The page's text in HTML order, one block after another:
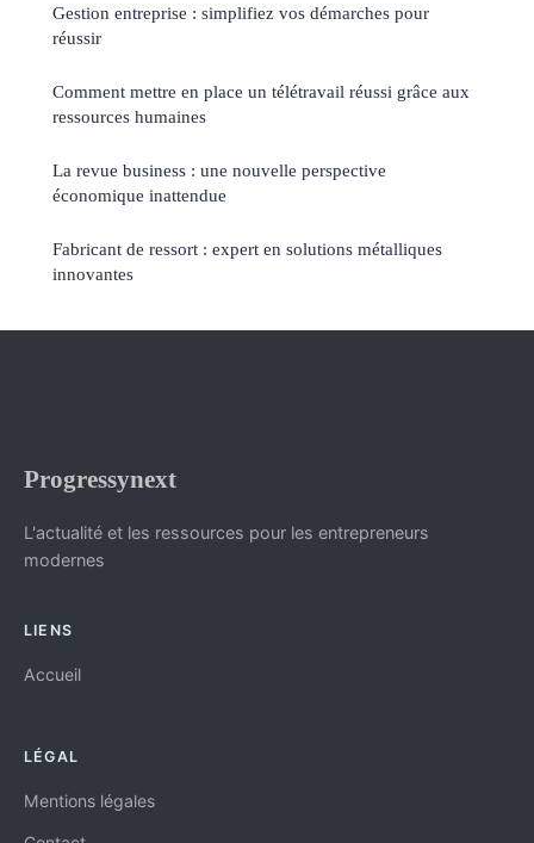
Gestion entreprise : simplifiez vos démarches pour
réussir
Comment mettre en place un télétravail réussi grâce aux
ressources humaines
La revue business : une nouvelle perspective
économique inattendue
Fabricant de ressort : expert en solutions métalliques
innovantes
Progressynext
L'actualité et les ressources pour les entrepreneurs
modernes
LIENS
Accueil
LÉGAL
Mentions légales